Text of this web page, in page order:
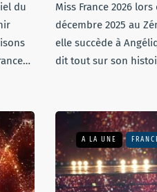
du
Miss France 2026
décembre 2025 au
elle succède à
dit tout sur son
A LA UNE